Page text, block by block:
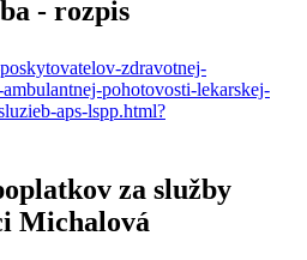
- rozpis
za služby
Michalová